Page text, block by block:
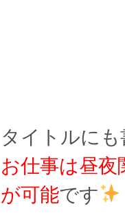
タイトルにも
お仕事は昼
が可能です